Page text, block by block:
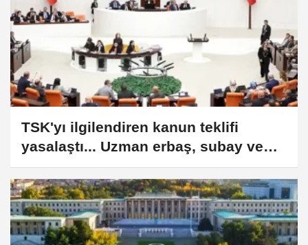
TSK'yı ilgilendiren kanun teklifi
yasalaştı... Uzman erbaş, subay ve
kamu istihdamına yeni düzenlemeler